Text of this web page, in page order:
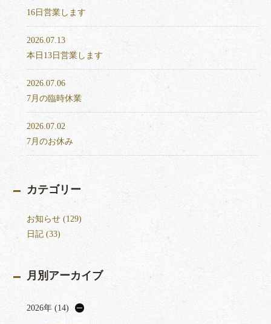
16日営業します
2026.07.13
本日13日営業します
2026.07.06
7月の臨時休業
2026.07.02
7月のお休み
カテゴリー
お知らせ (129)
日記 (33)
月別アーカイブ
2026年 (14)